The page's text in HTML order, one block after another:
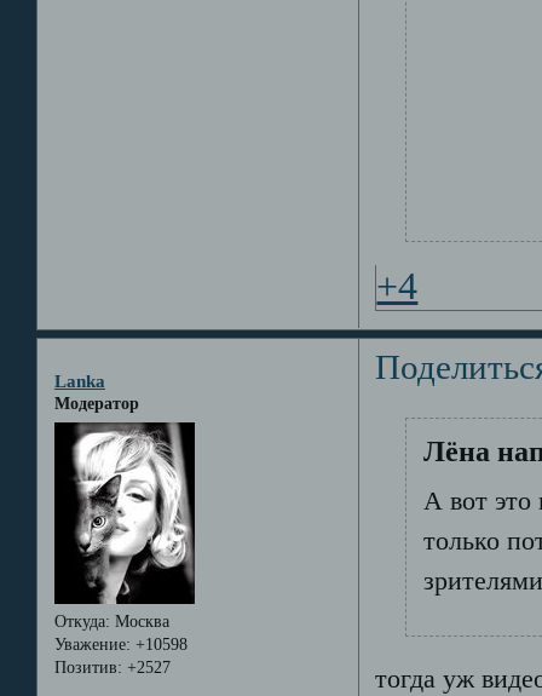
+4
Lanka
Модератор
Откуда: Москва
Уважение: +10598
Позитив: +2527
Лёна
А вот это
только
тогда уж